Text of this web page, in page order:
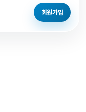
회원가입